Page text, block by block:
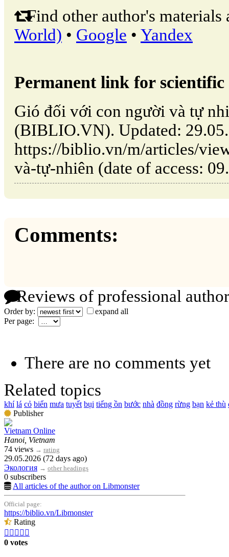
Find other author's materials
World) • Google • Yandex
Permanent link for
Gió đối với con người và tự
(BIBLIO.VN). Updated:
https://biblio.vn/m/articles/
và-tự-nhiên (date of access:
Comments:
Reviews of professional
Order by:
expand all
Per page:
There are no comments yet
Related topics
khí lá cỏ biển mưa tuyết bụi tiếng ồn bước nhà đồng rừng bạn kẻ thù
Publisher
Vietnam Online
Hanoi, Vietnam
74 views → rating
29.05.2026 (72 days ago)
Экология → other headings
0 subscribers
All articles of the author on Libmonster
Official page:
https://biblio.vn/Libmonster
Rating
    
0 votes